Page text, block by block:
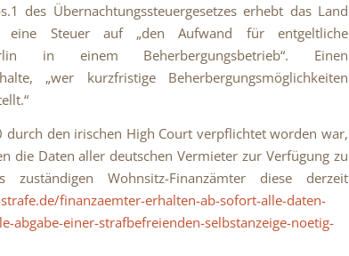
des Übernachtungssteuergesetzes erhebt das Land
Steuer auf „den Aufwand für entgeltliche
in einem Beherbergungsbetrieb“. Einen
„wer kurzfristige Beherbergungsmöglichkeiten
durch den irischen High Court verpflichtet worden war,
die Daten aller deutschen Vermieter zur Verfügung zu
Wohnsitz-Finanzämter diese derzeit
finanzaemter-erhalten-ab-sofort-alle-daten-
abgabe-einer-strafbefreienden-selbstanzeige-noetig-